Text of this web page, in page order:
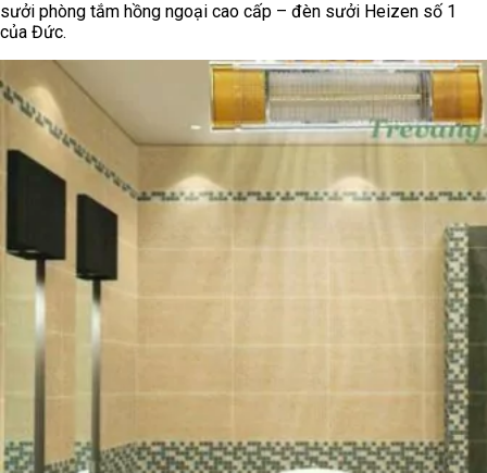
sưởi phòng tắm hồng ngoại cao cấp – đèn sưởi Heizen số 1
của Đức.